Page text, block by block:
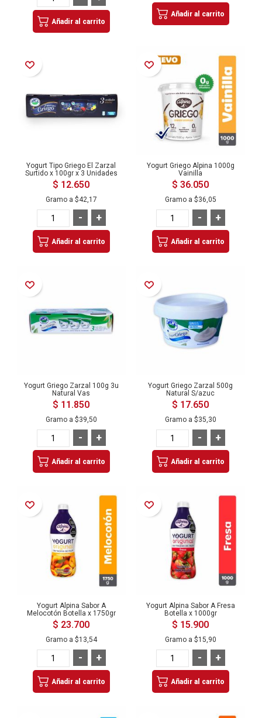
Añadir al carrito
Añadir al carrito
Añadir a la Lista de Deseos
Yogurt Tipo Griego El Zarzal
Surtido x 100gr x 3 Unidades
$ 12.650
Gramo a $42,17
+
-
Añadir al carrito
Añadir a la Lista de Deseos
Yogurt Griego Alpina 1000g
Vainilla
$ 36.050
Gramo a $36,05
+
-
Añadir al carrito
Añadir a la Lista de Deseos
Yogurt Griego Zarzal 100g 3u
Natural Vas
$ 11.850
Gramo a $39,50
+
-
Añadir al carrito
Añadir a la Lista de Deseos
Yogurt Griego Zarzal 500g
Natural S/azuc
$ 17.650
Gramo a $35,30
+
-
Añadir al carrito
Añadir a la Lista de Deseos
Yogurt Alpina Sabor A
Melocotón Botella x 1750gr
$ 23.700
Gramo a $13,54
+
-
Añadir al carrito
Añadir a la Lista de Deseos
Yogurt Alpina Sabor A Fresa
Botella x 1000gr
$ 15.900
Gramo a $15,90
+
-
Añadir al carrito